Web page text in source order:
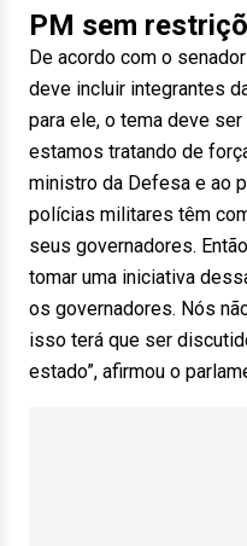
PM sem
De acordo com o
deve incluir integrantes
para ele, o tema deve
estamos tratando de
ministro da Defesa e ao
polícias militares têm
seus governadores.
tomar uma iniciativa
os governadores. Nós
isso terá que ser
estado”, afirmou o